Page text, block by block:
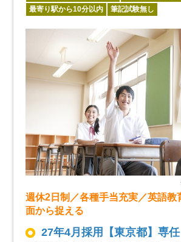
最寄り駅から10分以内
筆記試験無し
週休2日制／各種手当充実／英語教
面から捉える
27年4月採用【東京都】専任